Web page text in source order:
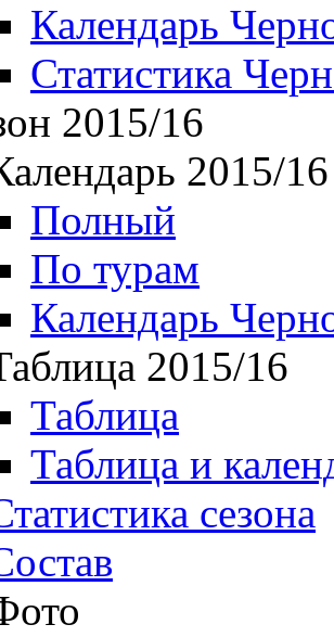
Календарь
Статистика
2015/16
2015/16
Полный
По турам
Календарь
2015/16
Таблица
Таблица и
сезона